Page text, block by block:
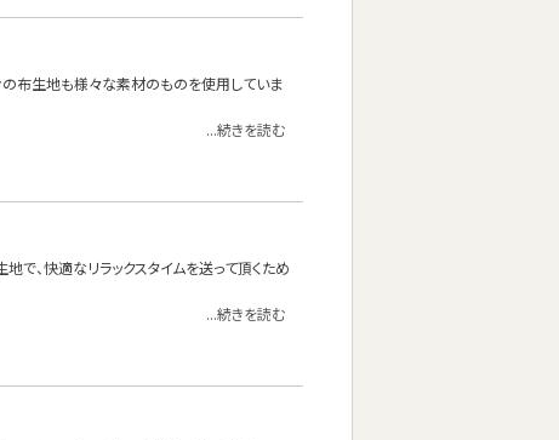
の布生地も様々な素材のものを使用していま
...続きを読む
で、快適なリラックスタイムを送って頂くため
...続きを読む